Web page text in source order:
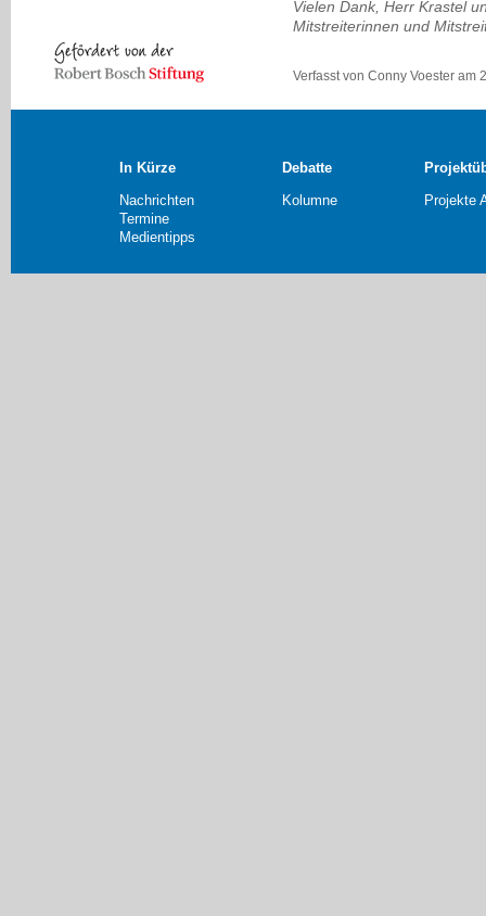
Vielen Dank, Herr Krastel
Mitstreiterinnen und
Verfasst von Conny Voester am
In Kürze
Nachrichten
Termine
Medientipps
Debatte
Kolumne
Projekte